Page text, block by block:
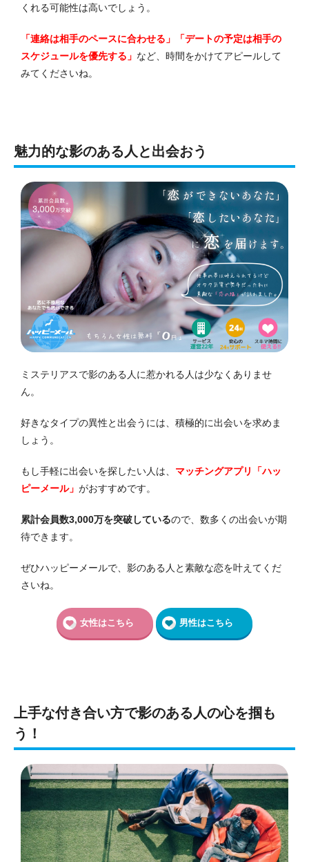
くれる可能性は高いでしょう。
「連絡は相手のペースに合わせる」「デートの予定は相手の
スケジュールを優先する」 など、時間をかけてアピールして
みてくださいね。
魅力的な影のある人と出会おう
ミステリアスで影のある人に惹かれる人は少なくありませ
ん。
好きなタイプの異性と出会うには、積極的に出会いを求めま
しょう。
もし手軽に出会いを探したい人は、 マッチングアプリ「ハッ
ピーメール」 がおすすめです。
累計会員数3,000万を突破しているので、数多くの出会いが期
待できます。
ぜひハッピーメールで、影のある人と素敵な恋を叶えてくだ
さいね。
女性はこちら 男性はこちら
上手な付き合い方で影のある人の心を掴も
う！